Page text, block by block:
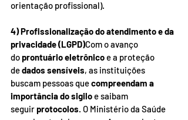
orientação profissional).
4) Profissionalização do atendimento e da
privacidade (LGPD)Com o avanço
do prontuário eletrônico e a proteção
de dados sensíveis, as instituições
buscam pessoas que compreendam a
importância do sigilo e saibam
seguir protocolos. O Ministério da Saúde